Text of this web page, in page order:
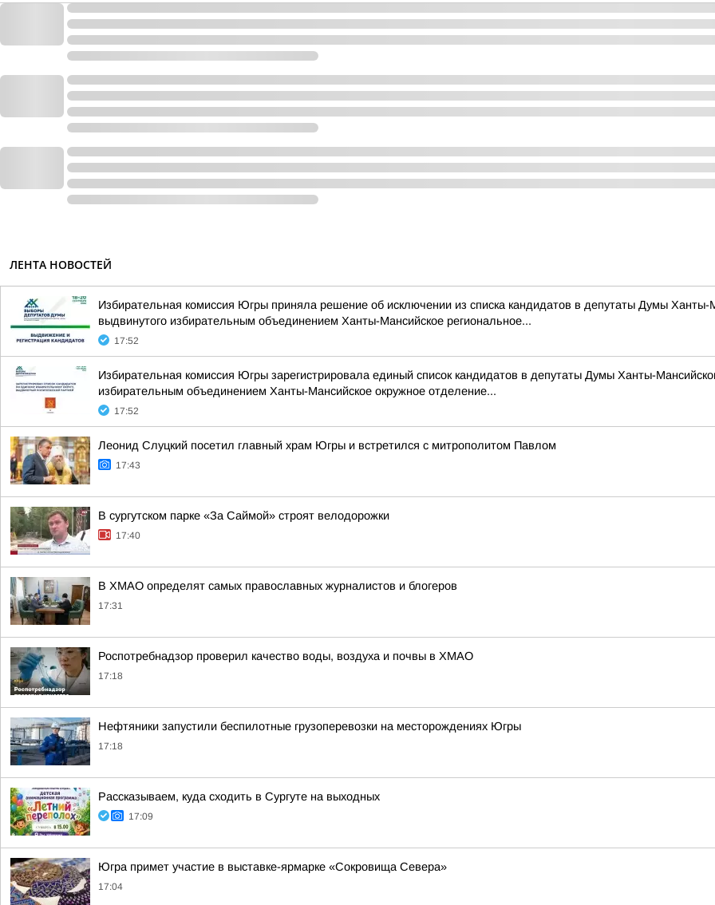
ЛЕНТА НОВОСТЕЙ
Избирательная комиссия Югры приняла решение об исключении из списка кандидатов в депутаты Думы Ханты-
выдвинутого избирательным объединением Ханты-Мансийское региональное...
17:52
Избирательная комиссия Югры зарегистрировала единый список кандидатов в депутаты Думы Ханты-
избирательным объединением Ханты-Мансийское окружное отделение...
17:52
Леонид Слуцкий посетил главный храм Югры и встретился с митрополитом Павлом
17:43
В сургутском парке «За Саймой» строят велодорожки
17:40
В ХМАО определят самых православных журналистов и блогеров
17:31
Роспотребнадзор проверил качество воды, воздуха и почвы в ХМАО
17:18
Нефтяники запустили беспилотные грузоперевозки на месторождениях Югры
17:18
Рассказываем, куда сходить в Сургуте на выходных
17:09
Югра примет участие в выставке-ярмарке «Сокровища Севера»
17:04